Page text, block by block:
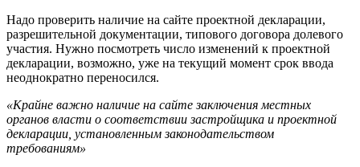
Надо проверить наличие на сайте проектной декларации,
разрешительной документации, типового договора долевого
участия. Нужно посмотреть число изменений к проектной
декларации, возможно, уже на текущий момент срок ввода
неоднократно переносился.
«Крайне важно наличие на сайте заключения местных
органов власти о соответствии застройщика и проектной
декларации, установленным законодательством
требованиям»